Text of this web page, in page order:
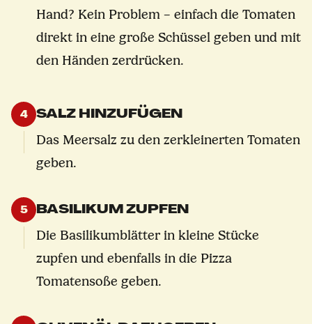
Hand? Kein Problem – einfach die Tomaten
direkt in eine große Schüssel geben und mit
den Händen zerdrücken.
4 SALZ HINZUFÜGEN
Das Meersalz zu den zerkleinerten Tomaten
geben.
5 BASILIKUM ZUPFEN
Die Basilikumblätter in kleine Stücke
zupfen und ebenfalls in die Pizza
Tomatensoße geben.